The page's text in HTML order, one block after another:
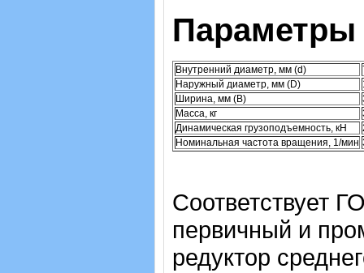
Параметры
Внутренний диаметр, мм (d)
Наружный диаметр, мм (D)
Ширина, мм (B)
Масса, кг
Динамическая грузоподъемность, кН
Номинальная частота вращения, 1/мин
Соответствует
первичный и
редуктор